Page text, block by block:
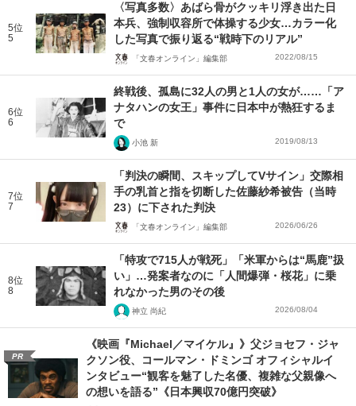
5位
5
〈写真多数〉あばら骨がクッキリ浮き出た日
本兵、強制収容所で体操する少女…カラー化
した写真で振り返る“戦時下のリアル”
「文春オンライン」編集部 2022/08/15
6位
6
終戦後、孤島に32人の男と1人の女が……「ア
ナタハンの女王」事件に日本中が熱狂するま
で
小池 新 2019/08/13
7位
7
「判決の瞬間、スキップしてVサイン」交際相
手の乳首と指を切断した佐藤紗希被告（当時
23）に下された判決
「文春オンライン」編集部 2026/06/26
8位
8
「特攻で715人が戦死」「米軍からは“馬鹿”扱
い」…発案者なのに「人間爆弾・桜花」に乗
れなかった男のその後
神立 尚紀 2026/08/04
PR
《映画『Michael／マイケル』》父ジョセフ・ジャ
クソン役、コールマン・ドミンゴ オフィシャルイ
ンタビュー“観客を魅了した名優、複雑な父親像へ
の想いを語る”《日本興収70億円突破》